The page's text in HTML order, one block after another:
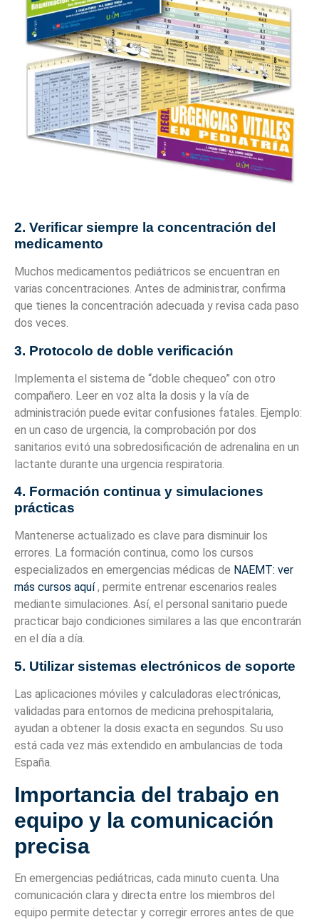
2. Verificar siempre la concentración del
medicamento
Muchos medicamentos pediátricos se encuentran en
varias concentraciones. Antes de administrar, confirma
que tienes la concentración adecuada y revisa cada paso
dos veces.
3. Protocolo de doble verificación
Implementa el sistema de “doble chequeo” con otro
compañero. Leer en voz alta la dosis y la vía de
administración puede evitar confusiones fatales. Ejemplo:
en un caso de urgencia, la comprobación por dos
sanitarios evitó una sobredosificación de adrenalina en un
lactante durante una urgencia respiratoria.
4. Formación continua y simulaciones
prácticas
Mantenerse actualizado es clave para disminuir los
errores. La formación continua, como los cursos
especializados en emergencias médicas de NAEMT: ver
más cursos aquí, permite entrenar escenarios reales
mediante simulaciones. Así, el personal sanitario puede
practicar bajo condiciones similares a las que encontrarán
en el día a día.
5. Utilizar sistemas electrónicos de soporte
Las aplicaciones móviles y calculadoras electrónicas,
validadas para entornos de medicina prehospitalaria,
ayudan a obtener la dosis exacta en segundos. Su uso
está cada vez más extendido en ambulancias de toda
España.
Importancia del trabajo en
equipo y la comunicación
precisa
En emergencias pediátricas, cada minuto cuenta. Una
comunicación clara y directa entre los miembros del
equipo permite detectar y corregir errores antes de que